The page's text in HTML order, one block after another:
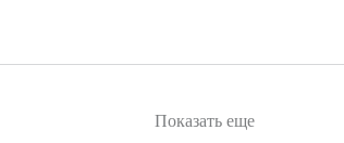
Показать еще